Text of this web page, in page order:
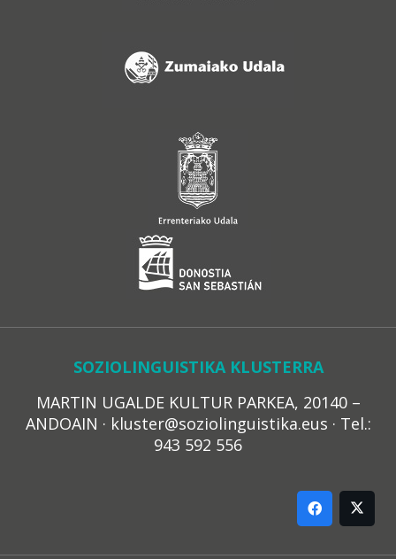
SOZIOLINGUISTIKA KLUSTERRA
MARTIN UGALDE KULTUR PARKEA, 20140 –
ANDOAIN · kluster@soziolinguistika.eus · Tel.:
943 592 556